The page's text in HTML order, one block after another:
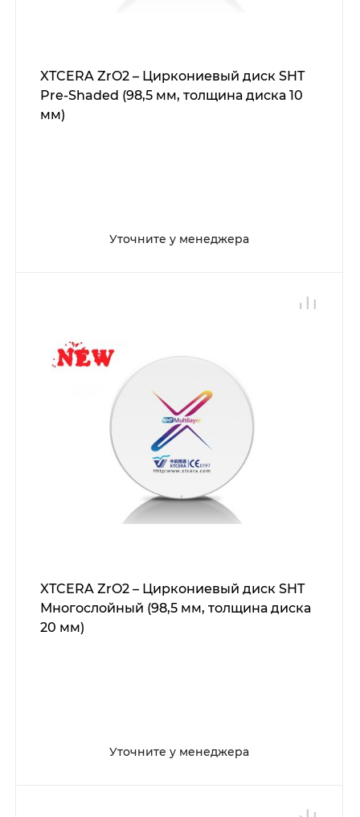
XTCERA ZrO2 – Циркониевый диск SHT
Pre-Shaded (98,5 мм, толщина диска 10
мм)
Уточните у менеджера
XTCERA ZrO2 – Циркониевый диск SHT
Многослойный (98,5 мм, толщина диска
20 мм)
Уточните у менеджера